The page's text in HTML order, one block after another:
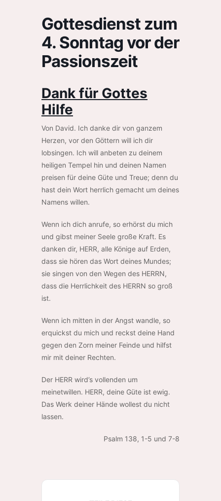
Gottesdienst zum
4. Sonntag vor der
Passionszeit
Dank für Gottes
Hilfe
Von David. Ich danke dir von ganzem
Herzen, vor den Göttern will ich dir
lobsingen. Ich will anbeten zu deinem
heiligen Tempel hin und deinen Namen
preisen für deine Güte und Treue; denn du
hast dein Wort herrlich gemacht um deines
Namens willen.
Wenn ich dich anrufe, so erhörst du mich
und gibst meiner Seele große Kraft. Es
danken dir, HERR, alle Könige auf Erden,
dass sie hören das Wort deines Mundes;
sie singen von den Wegen des HERRN,
dass die Herrlichkeit des HERRN so groß
ist.
Wenn ich mitten in der Angst wandle, so
erquickst du mich und reckst deine Hand
gegen den Zorn meiner Feinde und hilfst
mir mit deiner Rechten.
Der HERR wird’s vollenden um
meinetwillen. HERR, deine Güte ist ewig.
Das Werk deiner Hände wollest du nicht
lassen.
Psalm 138, 1-5 und 7-8